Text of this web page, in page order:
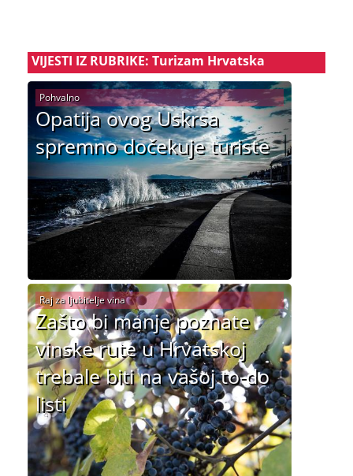
VIJESTI IZ RUBRIKE: Turizam Hrvatska
Opatija ovog Uskrsa
spremno dočekuje turiste
Pohvalno
Zašto bi manje poznate
vinske rute u Hrvatskoj
trebale biti na vašoj to-do
listi
Raj za ljubitelje vina